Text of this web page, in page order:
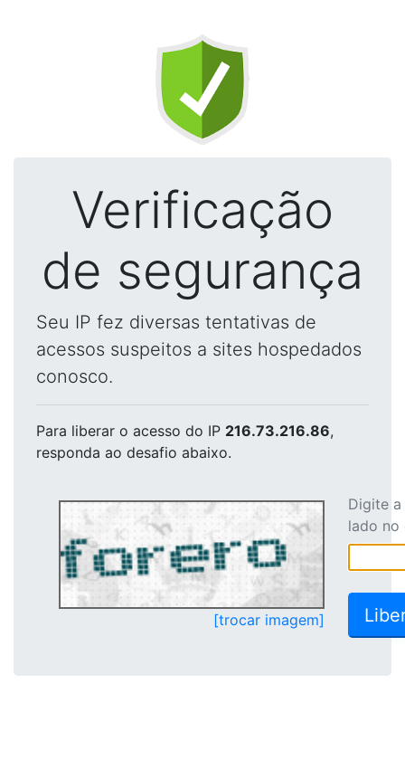
Verificação
de segurança
Seu IP fez diversas tentativas de
acessos suspeitos a sites hospedados
conosco.
Para liberar o acesso do IP 216.73.216.86,
responda ao desafio abaixo.
[trocar imagem]
Digite
lado no